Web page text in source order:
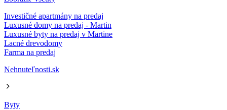
Investičné apartmány na predaj
Luxusné domy na predaj - Martin
Luxusné byty na predaj v Martine
Lacné drevodomy
Farma na predaj
Nehnuteľnosti.sk
Byty